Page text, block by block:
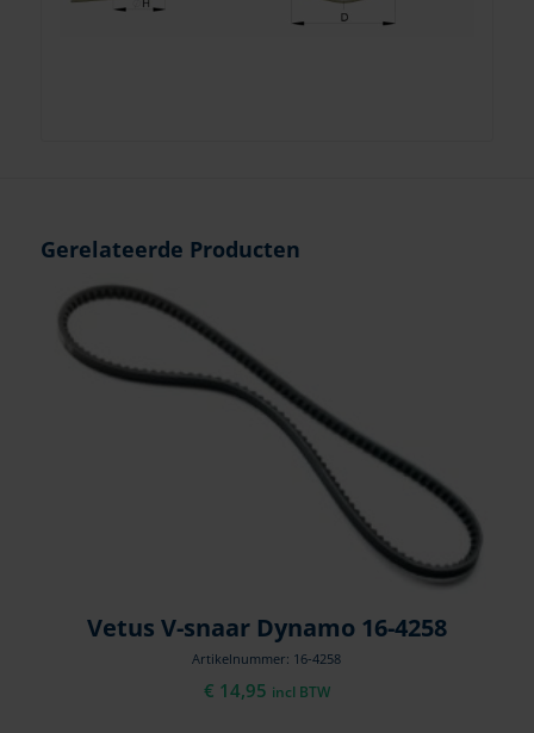
Gerelateerde Producten
Vetus V-snaar Dynamo 16-4258
Artikelnummer: 16-4258
€ 14,95 incl BTW